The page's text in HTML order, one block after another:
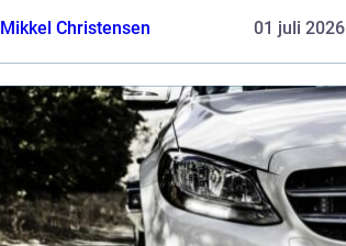
Mikkel Christensen 01 juli 2026